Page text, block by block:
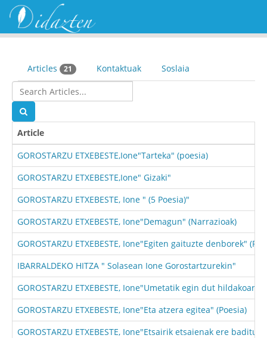
Articles 21 Kontaktuak Soslaia
Article
GOROSTARZU ETXEBESTE,Ione"Tarteka" (poesia)
GOROSTARZU ETXEBESTE,Ione" Gizaki"
GOROSTARZU ETXEBESTE, Ione " (5 Poesia)"
GOROSTARZU ETXEBESTE, Ione"Demagun" (Narrazioak)
GOROSTARZU ETXEBESTE, Ione"Egiten gaituzte denborek"
IBARRALDEKO HITZA " Solasean Ione Gorostartzurekin"
GOROSTARZU ETXEBESTE, Ione"Umetatik egin dut
GOROSTARZU ETXEBESTE, Ione"Eta atzera egitea" (Poesia)
GOROSTARZU ETXEBESTE, Ione"Etsairik etsaienak ere baditut